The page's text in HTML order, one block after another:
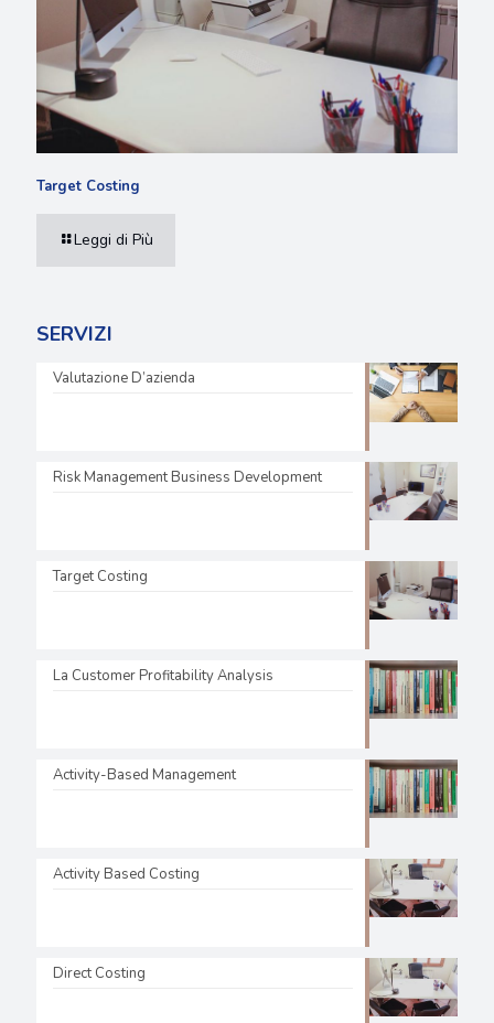
Target Costing
Leggi di Più
SERVIZI
Valutazione D’azienda
Risk Management Business Development
Target Costing
La Customer Profitability Analysis
Activity-Based Management
Activity Based Costing
Direct Costing